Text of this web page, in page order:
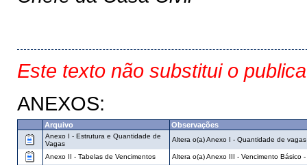
Este texto não substitui o
ANEXOS:
Arquivo Observações
Anexo I - Estrutura e Quantidade de
Vagas
Altera o(a) Anexo I - Quantidade de
Anexo II - Tabelas de Vencimentos Altera o(a) Anexo III - Vencimento Básico